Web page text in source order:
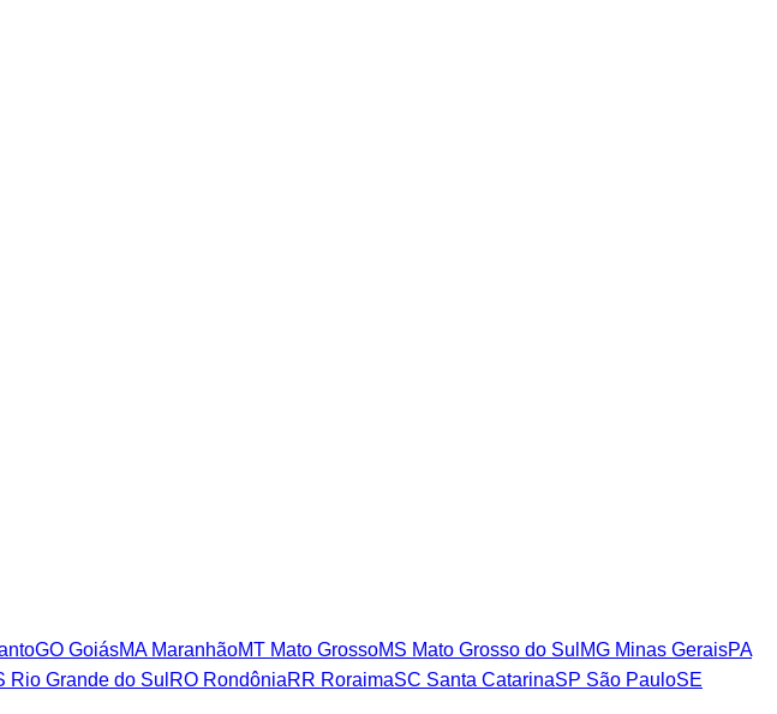
GO GoiásMAMaranhãoMT Mato GrossoMS Mato Grosso do Sul MG Minas GeraisPA
Rio Grande do Sul RO RondôniaRR RoraimaSC Santa CatarinaSP São PauloSE